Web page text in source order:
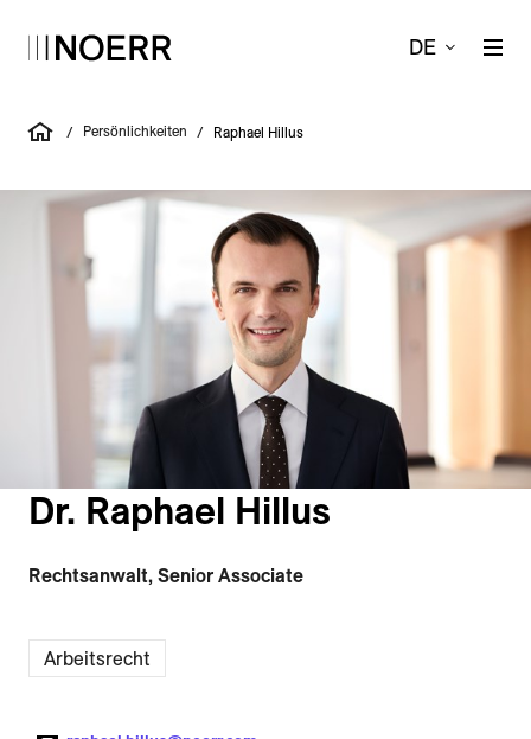
DE
/ Persönlichkeiten / Raphael Hillus
Dr. Raphael Hillus
Rechtsanwalt, Senior Associate
Arbeitsrecht